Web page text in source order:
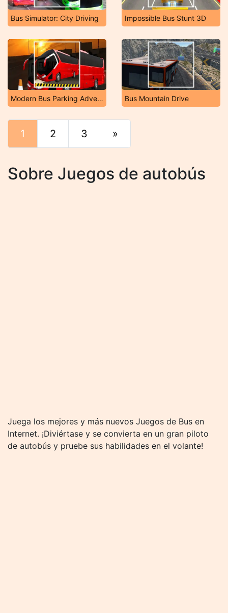
Bus Simulator: City Driving Impossible Bus Stunt 3D
Modern Bus Parking Adventure Bus Mountain Drive
1 2 3 »
Sobre Juegos de autobús
Juega los mejores y más nuevos Juegos de Bus en
Internet. ¡Diviértase y se convierta en un gran piloto
de autobús y pruebe sus habilidades en el volante!